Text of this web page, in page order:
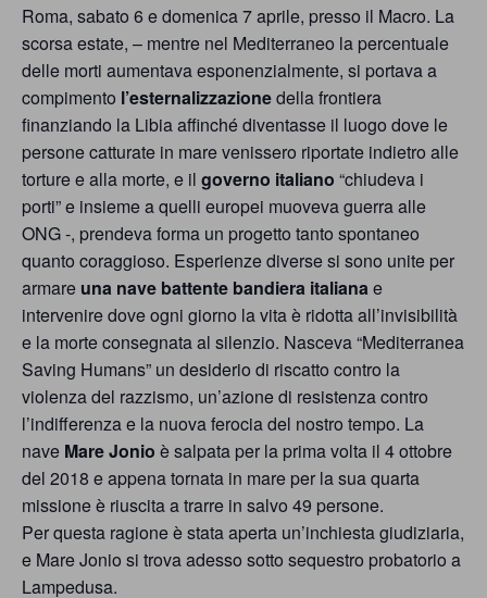
collaborazione
con
persone,
associazioni
movimenti
che
battono
per
pari
opportunità
Roma, sabato 6 e domenica 7 aprile, presso il Macro. La
scorsa estate, – mentre nel Mediterraneo la percentuale
delle morti aumentava esponenzialmente, si portava a
compimento l’esternalizzazionedella frontiera
finanziando la Libia affinché diventasse il luogo dove le
persone catturate in mare venissero riportate indietro alle
torture e alla morte, e il governo italiano “chiudeva i
porti” e insieme a quelli europei muoveva guerra alle
ONG -, prendeva forma un progetto tanto spontaneo
quanto coraggioso. Esperienze diverse si sono unite per
armare una nave battente bandiera italianae
intervenire dove ogni giorno la vita è ridotta all’invisibilità
e la morte consegnata al silenzio. Nasceva “Mediterranea
Saving Humans” un desiderio di riscatto contro la
violenza del razzismo, un’azione di resistenza contro
l’indifferenza e la nuova ferocia del nostro tempo. La
nave Mare Jonio è salpata per la prima volta il 4 ottobre
del 2018 e appena tornata in mare per la sua quarta
missione è riuscita a trarre in salvo 49 persone.
Per questa ragione è stata aperta un’inchiesta giudiziaria,
e Mare Jonio si trova adesso sotto sequestro probatorio a
Lampedusa.